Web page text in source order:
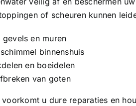
of scheuren kunnen
gevels en muren
binnenshuis
en boeidelen
van goten
u dure reparaties en